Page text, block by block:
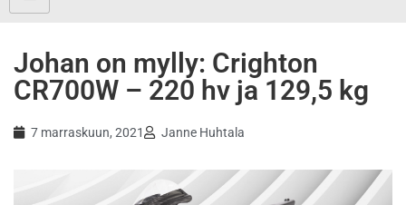
Johan on mylly: Crighton
CR700W – 220 hv ja 129,5 kg
7 marraskuun, 2021 Janne Huhtala